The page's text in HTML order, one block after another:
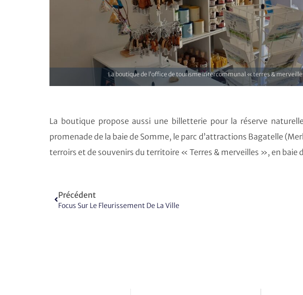
La boutique de l’office de tourisme intercommunal « terres &
La boutique propose aussi une billetterie pour la réserve
promenade de la baie de Somme, le parc d’attractions Bagatelle
terroirs et de souvenirs du territoire « Terres & merveilles », en baie
Précédent
Focus Sur Le Fleurissement De La Ville